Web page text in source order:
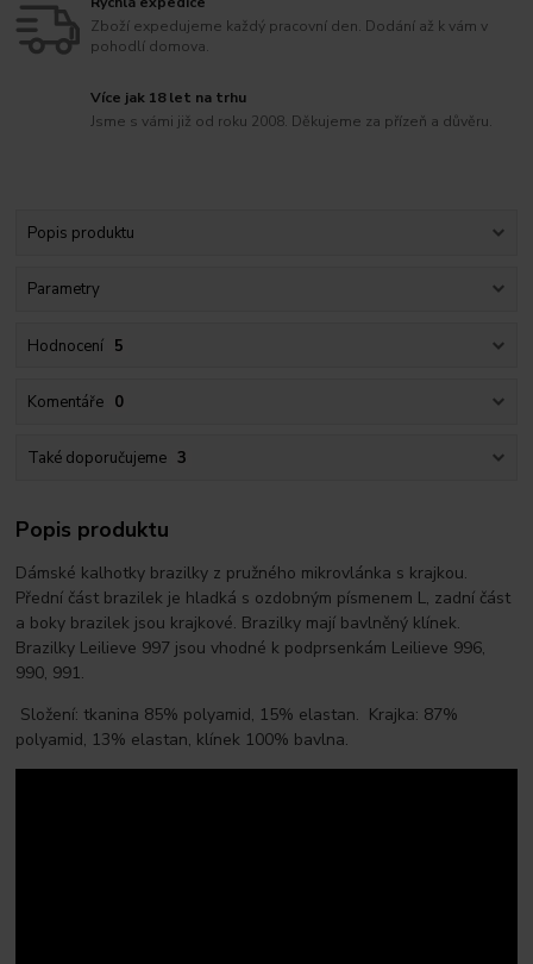
Zboží expedujeme každý pracovní den. Dodání až k vám v
pohodlí domova.
Více jak 18 let na trhu
Jsme s vámi již od roku 2008. Děkujeme za přízeň a důvěru.
Popis produktu
Parametry
Hodnocení 5
Komentáře 0
Také doporučujeme 3
Popis produktu
Dámské kalhotky brazilky z pružného mikrovlánka s krajkou.
Přední část brazilek je hladká s ozdobným písmenem L, zadní část
a boky brazilek jsou krajkové. Brazilky mají bavlněný klínek.
Brazilky Leilieve 997 jsou vhodné k podprsenkám Leilieve 996,
990, 991.
Složení: tkanina 85% polyamid, 15% elastan. Krajka: 87%
polyamid, 13% elastan, klínek 100% bavlna.